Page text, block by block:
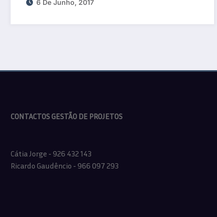
6 De Junho, 2017
CONTACTOS GESTÃO DE PROJETOS
Cátia Jorge - 926 432 143
Ricardo Gaudêncio - 966 097 293